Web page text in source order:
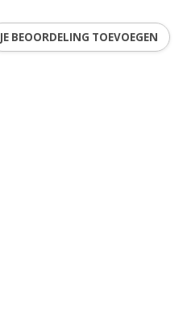
JE BEOORDELING TOEVOEGEN